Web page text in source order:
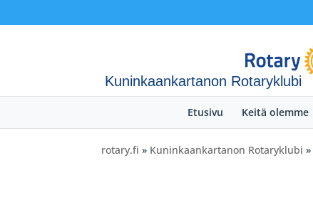
Kuninkaankartanon Rotaryklubi
Etusivu Keitä olemme
rotary.fi » Kuninkaankartanon Rotaryklubi »